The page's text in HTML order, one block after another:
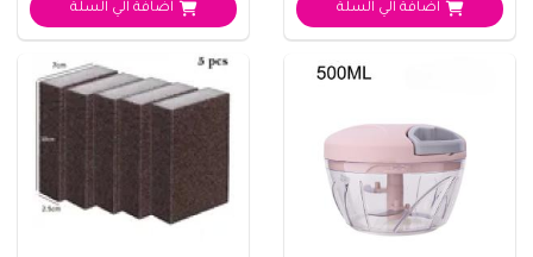
اضافة الي السلة اضافة الي السلة